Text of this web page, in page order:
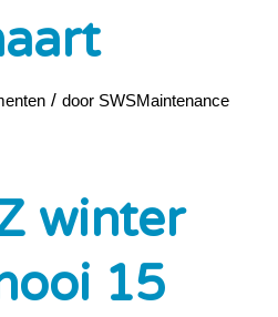
/ door SWSMaintenance
winter
15